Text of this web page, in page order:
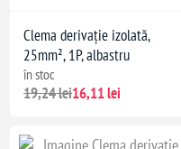
Clema derivație izolată,
25mm², 1P, albastru
în stoc
19,24 lei16,11 lei